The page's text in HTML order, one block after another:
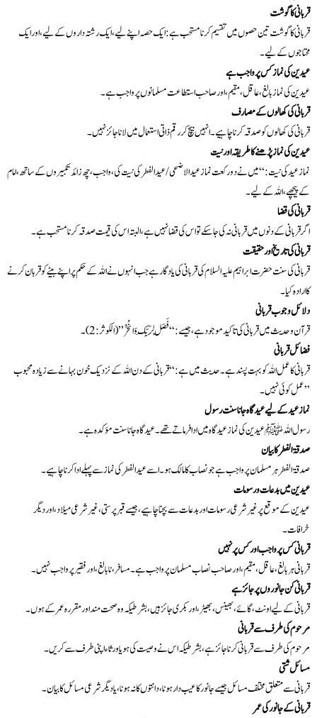
قربانی کا گوشت
قربانی کا گوشت تین حصوں میں تقسیم کرنا مستحب ہے: ایک حصہ اپنے لیے، ایک رشتہ داروں کے لیے، اور ایک
محتاجوں کے لیے۔
عیدین کی نماز کس پر واجب ہے
عیدین کی نماز بالغ، عاقل، مقیم، اور صاحب استطاعت مسلمانوں پر واجب ہے۔
قربانی کی کھالوں کے مصارف
قربانی کی کھالوں کو صدقہ کرنا چاہیے۔ انہیں بیچ کر رقم ذاتی استعمال میں لانا جائز نہیں۔
عیدین کی نماز پڑھنے کا طریقہ اور نیت
نماز عید کی نیت: “میں نے دو رکعت نماز عید الاضحی/عید الفطر کی نیت کی، واجب، چھ زائد تکبیروں کے ساتھ، امام
کے پیچھے، اللہ کے لیے۔
قربانی کی قضا
اگر قربانی کے دنوں میں قربانی نہ کی جا سکے تو اس کی قضا نہیں ہے، البتہ اس کی قیمت صدقہ کرنا مستحب ہے۔
قربانی کی تاریخ اور حقیقت
قربانی کی سنت حضرت ابراہیم علیہ السلام کی قربانی کی یادگار ہے جب انہوں نے اللہ کے حکم پر اپنے بیٹے کو قربان کرنے
کا ارادہ کیا۔
دلائل وجوب قربانی
قرآن و حدیث میں قربانی کی تاکید موجود ہے، جیسے: “فَصَلِّ لِرَبِّكَ وَانْحَرْ” (الکوثر: 2)۔
فضائل قربانی
قربانی کا عمل اللہ کو بہت پسند ہے۔ حدیث میں ہے: “قربانی کے دن اللہ کے نزدیک خون بہانے سے زیادہ محبوب
عمل کوئی نہیں۔”
نماز عید کے لیے عید گاہ جانا سنت رسول
رسول اللہ ﷺ عیدین کی نماز عید گاہ میں ادا فرماتے تھے۔ عید گاہ جانا سنت مؤکدہ ہے۔
صدقۃ الفطر کا بیان
صدقۃ الفطر ہر مسلمان پر واجب ہے جو نصاب کا مالک ہو۔ اسے عید الفطر کی نماز سے پہلے ادا کرنا چاہیے۔
عیدین میں بدعات و رسومات
عیدین کے موقع پر غیر شرعی رسومات اور بدعات سے بچنا چاہیے، جیسے قبر پرستی، غیر شرعی میلاد، اور دیگر
خرافات۔
قربانی کس پر واجب اور کس پر نہیں
قربانی ہر بالغ، عاقل، مقیم، اور صاحب نصاب مسلمان پر واجب ہے۔ مسافر، نابالغ، اور فقیر پر واجب نہیں۔
قربانی کن جانوروں پر جائز ہے
قربانی کے لیے اونٹ، گائے، بھینس، بھیڑ، اور بکری جائز ہیں، بشرطیکہ وہ صحت مند اور مقررہ عمر کے ہوں۔
مرحوم کی طرف سے قربانی
مرحوم کی طرف سے قربانی کرنا جائز ہے، بشرطیکہ اس نے وصیت کی ہو یا ورثاء اپنی طرف سے کریں۔
مسائل شتی
قربانی سے متعلق مختلف مسائل جیسے جانور کا عیب دار ہونا، دانتوں کا نہ ہونا، یا دیگر شرعی مسائل کا بیان۔
قربانی کے جانور کی عمر